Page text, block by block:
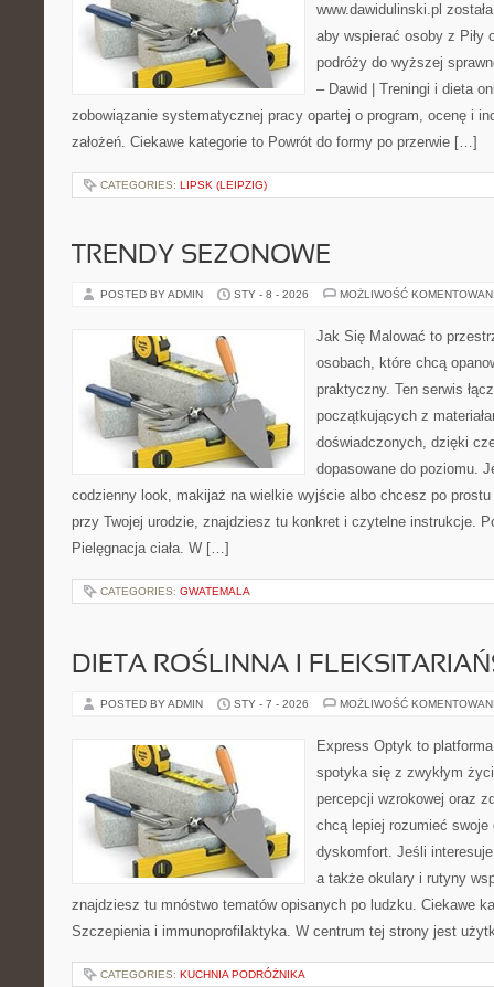
www.dawidulinski.pl
aby wspierać osoby z Piły
podróży do wyższej
– Dawid | Treningi i dieta
zobowiązanie systematycznej pracy opartej o program, ocenę i
założeń. Ciekawe kategorie to Powrót do formy po przerwie […]
CATEGORIES: LIPSK (LEIPZIG)
TRENDY SEZONOWE
POSTED BY ADMIN STY - 8 - 2026 MOŻLIWOŚĆ
Jak Się Malować to
osobach, które chcą
praktyczny. Ten serwis
początkujących z
doświadczonych, dzięki
dopasowane do poziomu.
codzienny look, makijaż na wielkie wyjście albo chcesz po prostu
przy Twojej urodzie, znajdziesz tu konkret i czytelne instrukcje.
Pielęgnacja ciała. W […]
CATEGORIES: GWATEMALA
DIETA ROŚLINNA I
POSTED BY ADMIN STY - 7 - 2026 MOŻLIWOŚĆ
Express Optyk to
spotyka się z zwykłym
percepcji wzrokowej oraz
chcą lepiej rozumieć
dyskomfort. Jeśli
a także okulary i rutyny
znajdziesz tu mnóstwo tematów opisanych po ludzku. Ciekawe
Szczepienia i immunoprofilaktyka. W centrum tej strony jest
CATEGORIES: KUCHNIA PODRÓŻNIKA